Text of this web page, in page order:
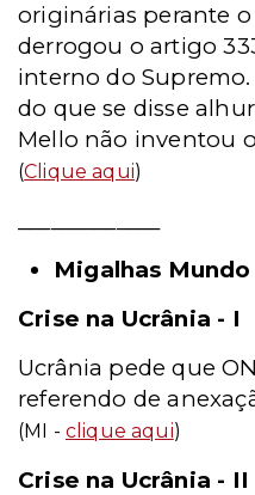
originárias perante o
derrogou o artigo
interno do
do que se disse
Mello não inventou
(Clique aqui)
Migalhas Mundo
Crise na Ucrânia - I
Ucrânia pede que
referendo de
(MI - clique aqui)
Crise na Ucrânia - II